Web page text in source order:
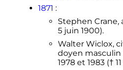
1871 :
Stephen Crane,
5 juin 1900).
Walter Wiclox,
doyen
1978 et 1983 (†